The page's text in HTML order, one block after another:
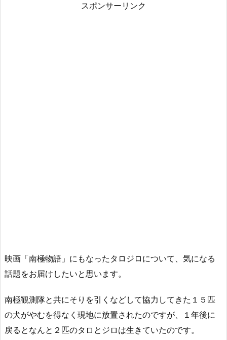
スポンサーリンク
映画「南極物語」にもなったタロジロについて、気になる
話題をお届けしたいと思います。
南極観測隊と共にそりを引くなどして協力してきた１５匹
の犬がやむを得なく現地に放置されたのですが、１年後に
戻るとなんと２匹のタロとジロは生きていたのです。